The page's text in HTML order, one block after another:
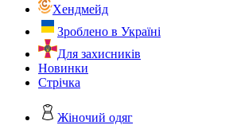
Хендмейд
Зроблено в Україні
Для захисників
Новинки
Стрічка
Жіночий одяг